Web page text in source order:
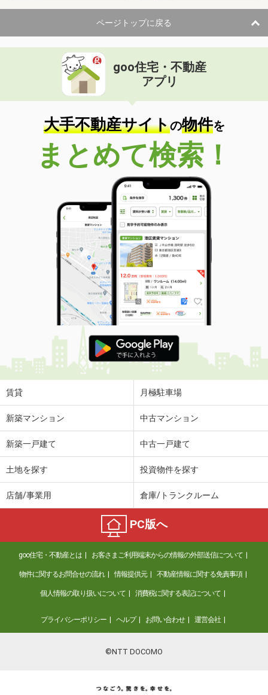
ページトップに戻る
goo住宅・不動産
アプリ
大手不動産サイトの物件を
まとめて検索！
賃貸 月極駐車場
新築マンション 中古マンション
新築一戸建て 中古一戸建て
土地を探す 投資物件を探す
店舗/事業用 倉庫/トランクルーム
PC版へ
goo住宅・不動産とは お客さまご利用端末からの情報の外部送信について
物件に関するお問合せの流れ 情報提供元 不動産情報に関する免責事項
個人情報の取り扱いについて 消費税に関する表記について
プライバシーポリシー ヘルプ お問い合わせ 運営会社
©NTT DOCOMO